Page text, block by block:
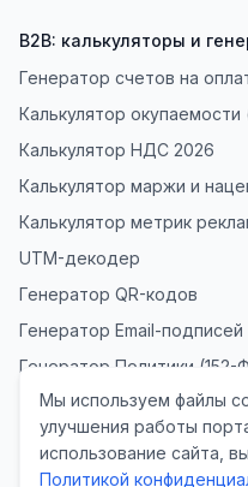
B2B: калькуляторы и
Генератор счетов на
Калькулятор окупаемости
Калькулятор НДС 2026
Калькулятор маржи и
Калькулятор метрик
UTM-декодер
Генератор QR-кодов
Генератор Email-подписей
Генератор Политики (152-
Мы используем файлы
улучшения работы
использование сайта,
Политикой